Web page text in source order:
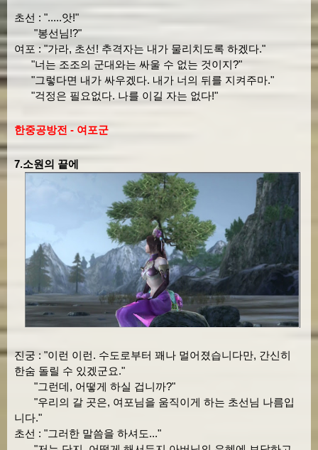
초선 : ".....앗!"
"봉선님!?"
여포 : "가라, 초선! 추격자는 내가 물리치도록 하겠다."
"너는 조조의 군대와는 싸울 수 없는 것이지?"
"그렇다면 내가 싸우겠다. 내가 너의 뒤를 지켜주마."
"걱정은 필요없다. 나를 이길 자는 없다!"
한중공방전 - 여포군
7.소원의 끝에
진궁 : "이런 이런. 수도로부터 꽤나 멀어졌습니다만, 간신히
한숨 돌릴 수 있겠군요."
"그런데, 어떻게 하실 겁니까?"
"우리의 갈 곳은, 여포님을 움직이게 하는 초선님 나름입
니다."
초선 : "그러한 말씀을 하셔도..."